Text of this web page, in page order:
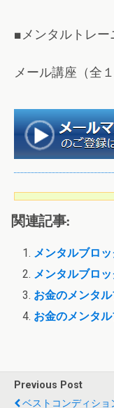
■メンタルトレ
メール講座（全
関連記事:
メンタルブロ
メンタルブロ
お金のメンタ
お金のメンタ
Previous Post
ベストコンディショ